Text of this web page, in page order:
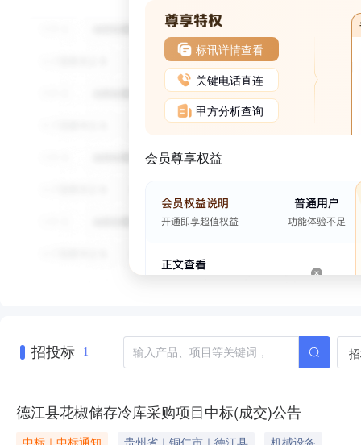
标讯详情查看
关键电话直连
甲方分析查询
会员尊享权益
招投标 1
德江县花椒储存冷库采购项目中标(成交)公告
中标｜中标通知 贵州省｜铜仁市｜德江县
机械设备